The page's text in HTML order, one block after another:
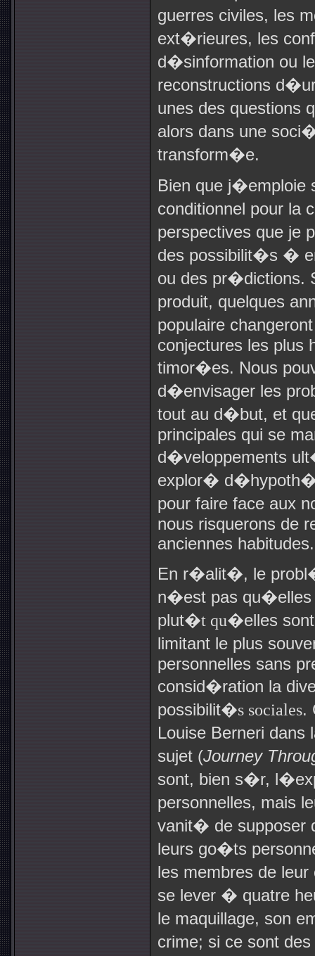
guerres civiles, les
ext�rieures, les
d�sinformation ou
reconstructions
unes des questions
alors dans une
transform�e.
Bien que j�emploie
conditionnel pour
perspectives que je
des possibilit�s �
ou des pr�dictions.
produit, quelques
populaire
conjectures les plus
timor�es. Nous
d�envisager les
tout au d�but, et
principales qui se
d�veloppements
explor�
pour faire face aux
nous risquerons de
anciennes habitudes.
En r�alit�, le probl
n�est pas qu�elles
plut�t qu�elles
limitant le plus
personnelles sans
consid�ration la
possibilit�s sociales.
Louise Berneri
sujet (Journey
sont, bien s�r,
personnelles, mais
vanit� de supposer
leurs go�ts
les membres de
se lever � quatre
le maquillage, son
crime; si ce sont